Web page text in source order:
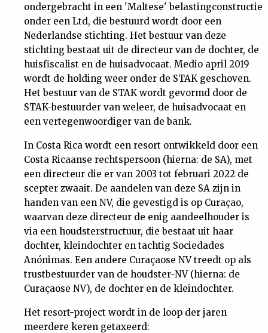
ondergebracht in een 'Maltese' belastingconstructie
onder een Ltd, die bestuurd wordt door een
Nederlandse stichting. Het bestuur van deze
stichting bestaat uit de directeur van de dochter, de
huisfiscalist en de huisadvocaat. Medio april 2019
wordt de holding weer onder de STAK geschoven.
Het bestuur van de STAK wordt gevormd door de
STAK-bestuurder van weleer, de huisadvocaat en
een vertegenwoordiger van de bank.
In Costa Rica wordt een resort ontwikkeld door een
Costa Ricaanse rechtspersoon (hierna: de SA), met
een directeur die er van 2003 tot februari 2022 de
scepter zwaait. De aandelen van deze SA zijn in
handen van een NV, die gevestigd is op Curaçao,
waarvan deze directeur de enig aandeelhouder is
via een houdsterstructuur, die bestaat uit haar
dochter, kleindochter en tachtig Sociedades
Anónimas. Een andere Curaçaose NV treedt op als
trustbestuurder van de houdster-NV (hierna: de
Curaçaose NV), de dochter en de kleindochter.
Het resort-project wordt in de loop der jaren
meerdere keren getaxeerd: